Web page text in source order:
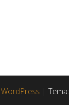
WordPress | Tema: